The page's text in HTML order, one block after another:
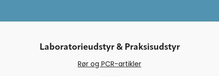
Laboratorieudstyr & Praksisudstyr
Rør og PCR-artikler